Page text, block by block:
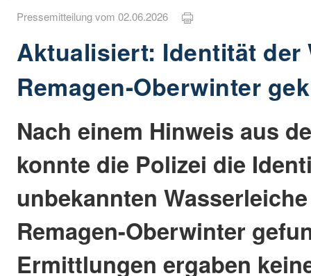
Pressemitteilung vom 02.06.2026
Aktualisiert: Identität der
Remagen-Oberwinter
Nach einem Hinweis aus
konnte die Polizei die
unbekannten
Remagen-Oberwinter
Ermittlungen ergaben